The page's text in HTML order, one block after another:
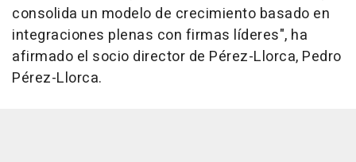
consolida un modelo de crecimiento basado en
integraciones plenas con firmas líderes", ha
afirmado el socio director de Pérez-Llorca, Pedro
Pérez-Llorca.